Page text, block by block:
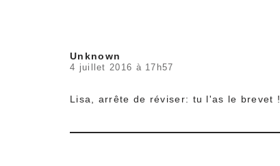
Unknown
4 juillet 2016 à 17h57
Lisa, arrête de réviser: tu l'as le brevet !